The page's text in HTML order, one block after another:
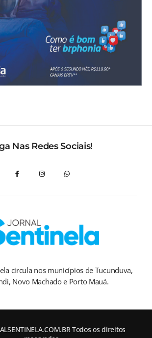
Nas Redes Sociais!
circula nos municípios de Tucunduva,
Novo Machado e Porto Mauá.
Todos os direitos